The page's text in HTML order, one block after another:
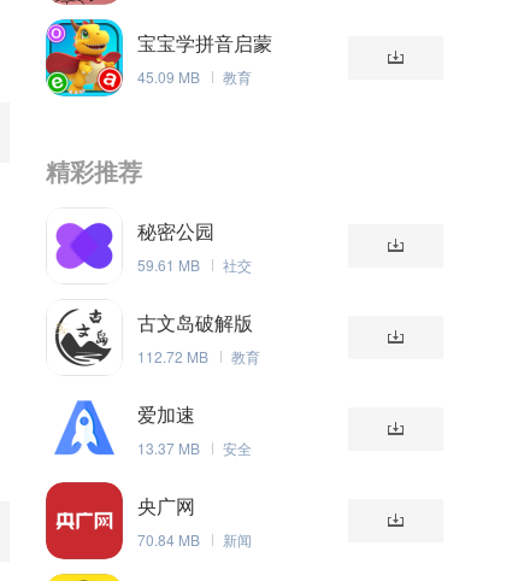
宝宝学拼音启蒙
45.09 MB 教育
精彩推荐
秘密公园
59.61 MB 社交
古文岛破解版
112.72 MB 教育
爱加速
13.37 MB 安全
央广网
70.84 MB 新闻